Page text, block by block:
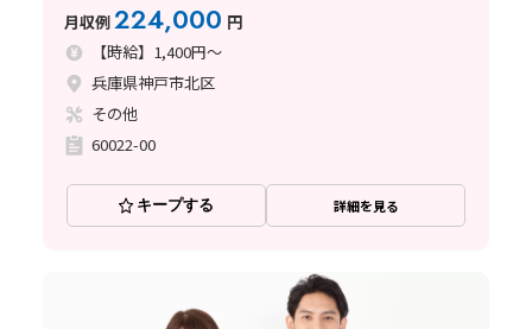
月収例224,000 円
【時給】1,400円～
兵庫県神戸市北区
その他
60022-00
キープする 詳細を見る